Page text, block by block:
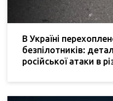
В Україні
безпілотників:
російської атаки в